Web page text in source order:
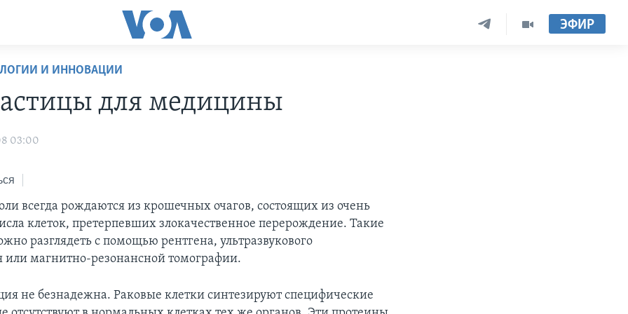
ЭФИР
И ИННОВАЦИИ
для медицины
03:00
всегда рождаются из крошечных очагов, состоящих из очень
клеток, претерпевших злокачественное перерождение. Такие
разглядеть с помощью рентгена, ультразвукового
или магнитно-резонансной томографии.
не безнадежна. Раковые клетки синтезируют специфические